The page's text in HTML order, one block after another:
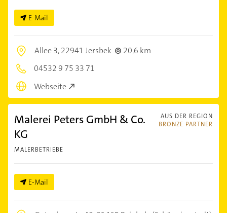
E-Mail
Allee 3,22941 Jersbek
20,6 km
04532 9 75 33 71
Webseite
AUS DER REGION
BRONZE PARTNER
Malerei Peters GmbH & Co.
KG
MALERBETRIEBE
E-Mail